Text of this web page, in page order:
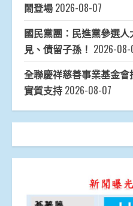
鬧登場 2026-08-07
國民黨團：民進黨參選
見、債留子孫！ 2026-08-
全聯慶祥慈善事業基金
實質支持 2026-08-07